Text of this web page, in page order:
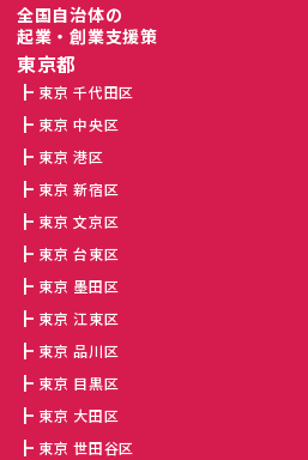
全国自治体の
起業・創業支援策
東京都
東京 千代田区
東京 中央区
東京 港区
東京 新宿区
東京 文京区
東京 台東区
東京 墨田区
東京 江東区
東京 品川区
東京 目黒区
東京 大田区
東京 世田谷区